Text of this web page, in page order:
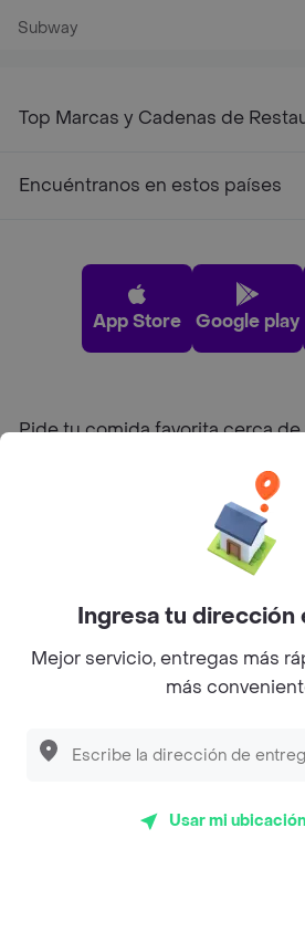
Subway
Top Marcas y Cadenas de
Encuéntranos en estos países
App Store Google play
Pide tu comida favorita cerca de
Sobre Rappi
Facebook
Twitter
©2026Rappi Inc. All
Ingresa tu dirección
Mejor servicio, entregas más
más
Usar mi